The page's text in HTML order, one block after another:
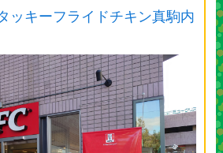
ッキーフライドチキン真駒内